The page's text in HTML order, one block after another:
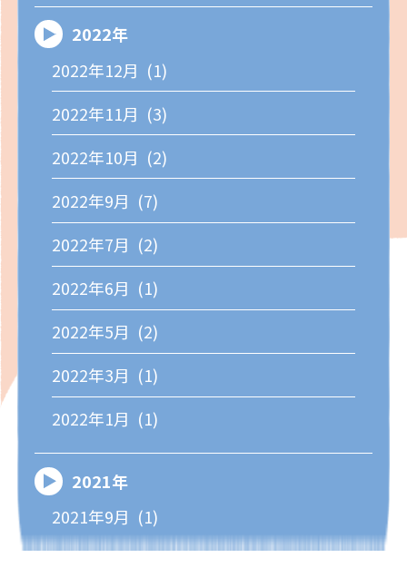
2022年
2022年12月 (1)
2022年11月 (3)
2022年10月 (2)
2022年9月 (7)
2022年7月 (2)
2022年6月 (1)
2022年5月 (2)
2022年3月 (1)
2022年1月 (1)
2021年
2021年9月 (1)